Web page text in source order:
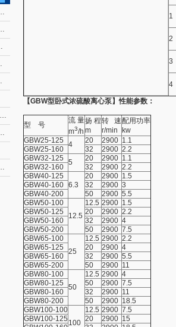
1
2
3
4
【GBW型卧式浓硫酸离心泵】性能参数：
型 号
流 量
m3/h
扬 程
m
转 速
r/min
配用功率
kw
GBW25-125
4 20 2900 1.1
GBW25-160
32 2900 2.2
GBW32-125
5 20 2900 1.1
GBW32-160
32 2900 2.2
GBW40-125
6.3
20 2900 1.5
GBW40-160
32 2900 3
GBW40-200
50 2900 5.5
GBW50-100
12.5
12.5 2900 1.5
GBW50-125
20 2900 2.2
GBW50-160
32 2900 4
GBW50-200
50 2900 7.5
GBW65-100
25
12.5 2900 2.2
GBW65-125
20 2900 4
GBW65-160
32 2900 5.5
GBW65-200
50 2900 11
GBW80-100
50
12.5 2900 4
GBW80-125
50 2900 7.5
GBW80-160
32 2900 11
GBW80-200
50 2900 18.5
GBW100-100
100
12.5 2900 7.5
GBW100-125
20 2900 15